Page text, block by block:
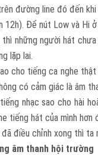
đường line đó đến
Để nút Low và Hi
những người hát
lặp lai.
cho tiếng ca nghe
có cảm giác là âm
nhạc sao cho hài
tiếng hát của mình hơn
đã điều chỉnh xong thì
âm thanh hội trường